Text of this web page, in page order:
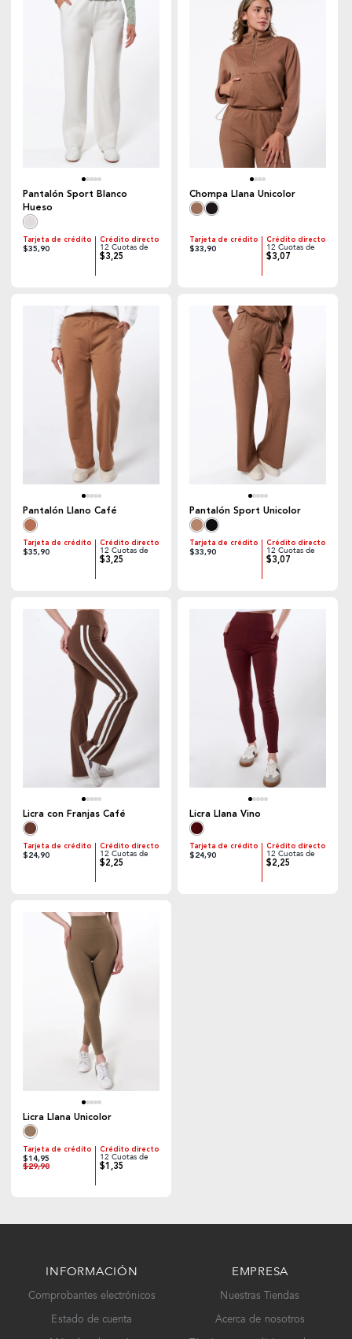
Pantalón Sport Blanco
Hueso
Tarjeta de crédito
$35,90
Crédito directo
12 Cuotas de
$3,25
Chompa Llana Unicolor
Tarjeta de crédito
$33,90
Crédito directo
12 Cuotas de
$3,07
Pantalón Llano Café
Tarjeta de crédito
$35,90
Crédito directo
12 Cuotas de
$3,25
Pantalón Sport Unicolor
Tarjeta de crédito
$33,90
Crédito directo
12 Cuotas de
$3,07
Licra con Franjas Café
Tarjeta de crédito
$24,90
Crédito directo
12 Cuotas de
$2,25
Licra Llana Vino
Tarjeta de crédito
$24,90
Crédito directo
12 Cuotas de
$2,25
Licra Llana Unicolor
Tarjeta de crédito
$14,95
$29,90
Crédito directo
12 Cuotas de
$1,35
INFORMACIÓN
Comprobantes electrónicos
Estado de cuenta
EMPRESA
Nuestras Tiendas
Acerca de nosotros